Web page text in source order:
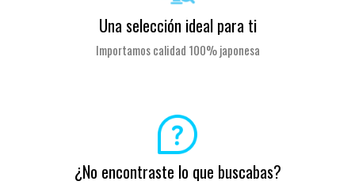
Una selección ideal para ti
Importamos calidad 100% japonesa
¿No encontraste lo que buscabas?